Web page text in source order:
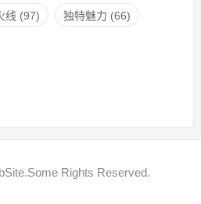
线 (97) 独特魅力 (66)
Rights Reserved.